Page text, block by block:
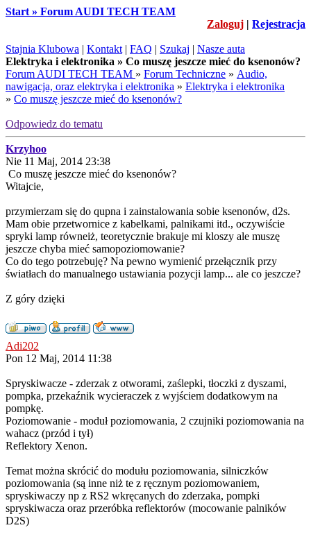
Start » Forum AUDI TECH TEAM
Zaloguj | Rejestracja
Stajnia Klubowa | Kontakt | FAQ | Szukaj | Nasze auta
Elektryka i elektronika » Co muszę jeszcze mieć do ksenonów?
Forum AUDI TECH TEAM » Forum Techniczne » Audio,
nawigacja, oraz elektryka i elektronika » Elektryka i elektronika
» Co muszę jeszcze mieć do ksenonów?
Odpowiedz do tematu
Krzyhoo
Nie 11 Maj, 2014 23:38
Co muszę jeszcze mieć do ksenonów?
Witajcie,
przymierzam się do qupna i zainstalowania sobie ksenonów, d2s.
Mam obie przetwornice z kabelkami, palnikami itd., oczywiście
spryki lamp równeiż, teoretycznie brakuje mi kloszy ale muszę
jeszcze chyba mieć samopoziomowanie?
Co do tego potrzebuję? Na pewno wymienić przełącznik przy
światłach do manualnego ustawiania pozycji lamp... ale co jeszcze?
Z góry dzięki
Adi202
Pon 12 Maj, 2014 11:38
Spryskiwacze - zderzak z otworami, zaślepki, tłoczki z dyszami,
pompka, przekaźnik wycieraczek z wyjściem dodatkowym na
pompkę.
Poziomowanie - moduł poziomowania, 2 czujniki poziomowania na
wahacz (przód i tył)
Reflektory Xenon.
Temat można skrócić do modułu poziomowania, silniczków
poziomowania (są inne niż te z ręcznym poziomowaniem,
spryskiwaczy np z RS2 wkręcanych do zderzaka, pompki
spryskiwacza oraz przeróbka reflektorów (mocowanie palników
D2S)